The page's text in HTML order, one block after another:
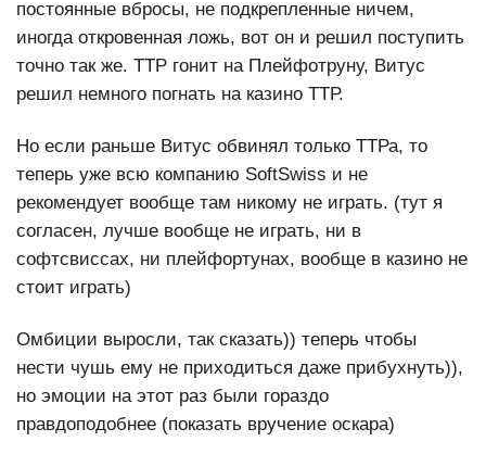
постоянные вбросы, не подкрепленные ничем,
иногда откровенная ложь, вот он и решил поступить
точно так же. ТТР гонит на Плейфотруну, Витус
решил немного погнать на казино ТТР.
Но если раньше Витус обвинял только ТТРа, то
теперь уже всю компанию SoftSwiss и не
рекомендует вообще там никому не играть. (тут я
согласен, лучше вообще не играть, ни в
софтсвиссах, ни плейфортунах, вообще в казино не
стоит играть)
Омбиции выросли, так сказать)) теперь чтобы
нести чушь ему не приходиться даже прибухнуть)),
но эмоции на этот раз были гораздо
правдоподобнее (показать вручение оскара)